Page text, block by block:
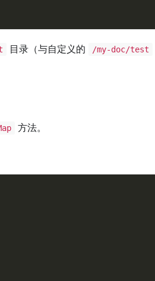
目录（与自定义的 /my-doc/test
方法。